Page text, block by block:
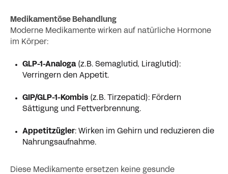
Medikamentöse Behandlung
Moderne Medikamente wirken auf natürliche Hormone
im Körper:
GLP-1-Analoga(z. B. Semaglutid, Liraglutid):
Verringern den Appetit.
GIP/GLP-1-Kombis (z. B. Tirzepatid): Fördern
Sättigung und Fettverbrennung.
Appetitzügler: Wirken im Gehirn und reduzieren die
Nahrungsaufnahme.
Diese Medikamente ersetzen keine gesunde